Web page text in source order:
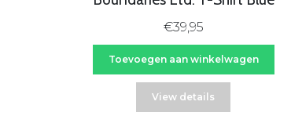
€39,95
Toevoegen aan winkelwagen
View details